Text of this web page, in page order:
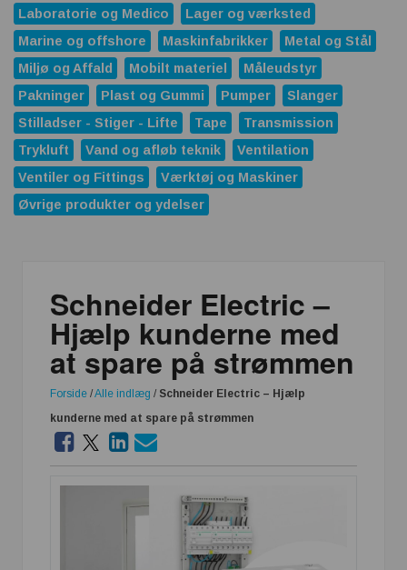
Laboratorie og Medico
Lager og værksted
Marine og offshore
Maskinfabrikker
Metal og Stål
Miljø og Affald
Mobilt materiel
Måleudstyr
Pakninger
Plast og Gummi Pumper
Slanger
Stilladser - Stiger - Lifte
Tape
Transmission
Trykluft
Vand og afløb teknik
Ventilation
Ventiler og Fittings
Værktøj og Maskiner
Øvrige produkter og ydelser
Schneider Electric –
Hjælp kunderne med
at spare på strømmen
Forside /Alle indlæg / Schneider Electric – Hjælp
kunderne med at spare på strømmen